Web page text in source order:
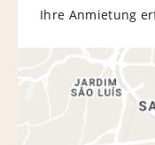
Ihre Anmietung